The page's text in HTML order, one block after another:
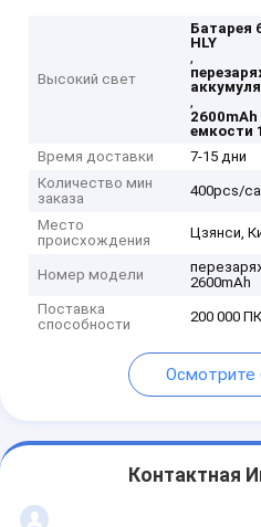
Высокий свет
Батарея
HLY
,
,
емкости
Время доставки
7-15 дни
Количество мин
заказа
400pcs/
Место
происхождения
Цзянси,
Номер модели
2600mAh
Поставка
способности
200 000
Осмотрите
Контактная